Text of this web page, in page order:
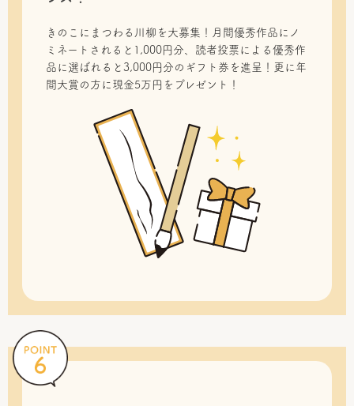
きのこにまつわる川柳を大募集！月間優秀作品にノ
ミネートされると1,000円分、読者投票による優秀作
品に選ばれると3,000円分のギフト券を進呈！更に年
間大賞の方に現金5万円をプレゼント！